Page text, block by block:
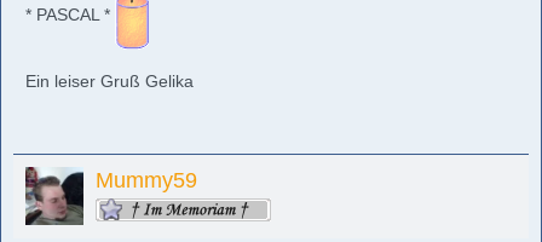
* PASCAL *
Ein leiser Gruß Gelika
Mummy59